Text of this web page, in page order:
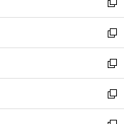
開
く
ド
ウ
で
開
く
ィ
ン
ド
ウ
で
開
く
新
し
い
ウ
ィ
ン
ド
ウ
新
し
い
ウ
ィ
ン
新
し
い
ウ
新
し